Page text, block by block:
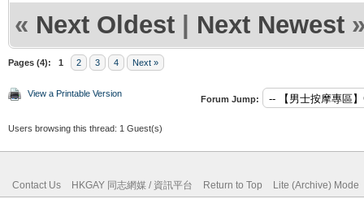
« Next Oldest | Next Newest
Pages (4): 1 2 3 4 Next »
View a Printable Version
Forum Jump:
Users browsing this thread: 1 Guest(s)
Contact Us HKGAY 同志網媒 / 資訊平台 Return to Top Lite (Archive) Mode